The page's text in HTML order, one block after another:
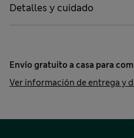
Detalles y cuidado
Envío gratuito a casa para
Ver información de entrega y